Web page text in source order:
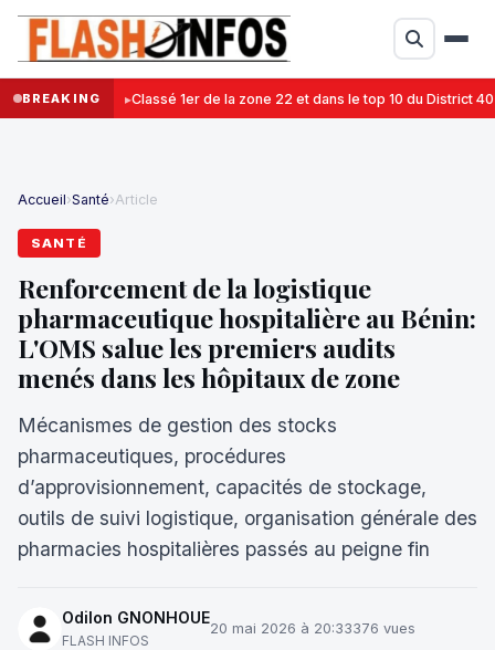
BREAKING Classé 1er de la zone 22 et dans le top 10 du District
Accueil›Santé›Article
SANTÉ
Renforcement de la logistique
pharmaceutique hospitalière au Bénin:
L'OMS salue les premiers audits
menés dans les hôpitaux de zone
Mécanismes de gestion des stocks
pharmaceutiques, procédures
d’approvisionnement, capacités de stockage,
outils de suivi logistique, organisation générale des
pharmacies hospitalières passés au peigne fin
Odilon GNONHOUE
FLASH INFOS
20 mai 2026 à 20:33376 vues